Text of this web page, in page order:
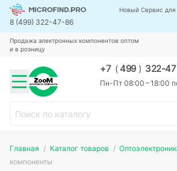
Новый Сервис для
8 (499) 322-47-86
Продажа электронных компонентов оптом
и в розницу
+7 (499 ) 322-
Пн-Пт 08:00 – 18:00
Главная Каталог товаров
компоненты